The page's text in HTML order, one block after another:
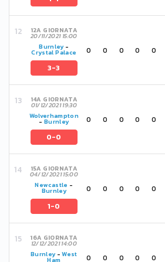
12A GIORNATA
20/11/2021 15:00
Burnley-
Crystal Palace
3-3
0 0 0 0 0
14A GIORNATA
01/12/2021 19:30
Wolverhampton
- Burnley
0-0
0 0 0 0 0
15A GIORNATA
04/12/2021 15:00
Newcastle -
Burnley
1-0
0 0 0 0 0
16A GIORNATA
12/12/2021 14:00
Burnley-West
Ham 0 0 0 0 0